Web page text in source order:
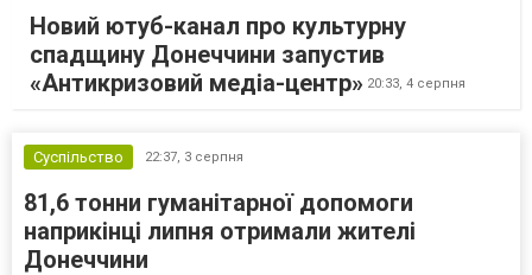
Новий ютуб-канал про культурну
спадщину Донеччини запустив
«Антикризовий медіа-центр» 20:33, 4 серпня
Суспільство 22:37, 3 серпня
81,6 тонни гуманітарної допомоги
наприкінці липня отримали жителі
Донеччини